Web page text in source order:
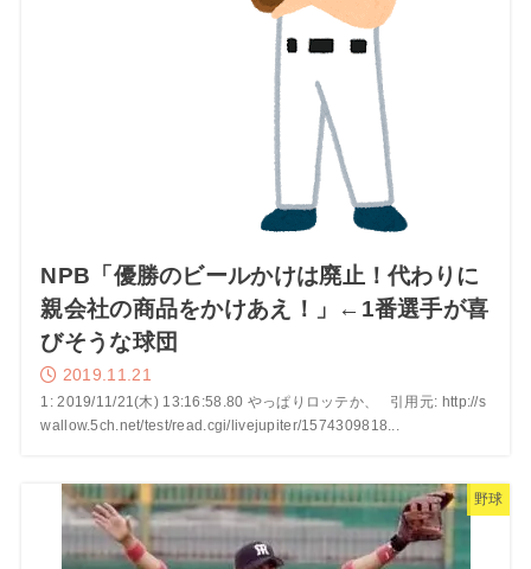
NPB「優勝のビールかけは廃止！代わりに
親会社の商品をかけあえ！」←1番選手が喜
びそうな球団
2019.11.21
1: 2019/11/21(木) 13:16:58.80 やっぱりロッテか、 引用元: http://s
wallow.5ch.net/test/read.cgi/livejupiter/1574309818...
野球